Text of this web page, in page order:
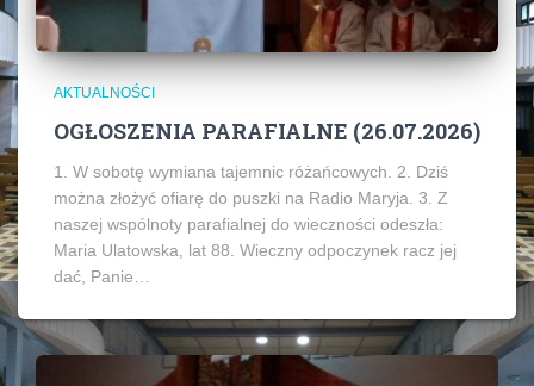
AKTUALNOŚCI
OGŁOSZENIA PARAFIALNE (26.07.2026)
1. W sobotę wymiana tajemnic różańcowych. 2. Dziś
można złożyć ofiarę do puszki na Radio Maryja. 3. Z
naszej wspólnoty parafialnej do wieczności odeszła:
Maria Ulatowska, lat 88. Wieczny odpoczynek racz jej
dać, Panie…